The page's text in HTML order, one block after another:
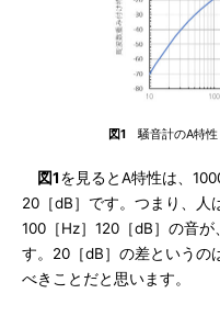
図1 騒音計のA特性
図1を見るとA特性は、
20［dB］です。つまり、人
100［Hz］120［dB］の音
す。20［dB］の差というの
べきことだと思います。